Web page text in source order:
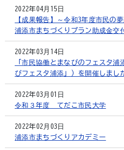
2022年04月15日
【成果報告】～令和3年度市民の
浦添市まちづくりプラン助成金交
2022年03月14日
「市民協働とまなびのフェスタ浦
びフェスタ浦添」）を開催しまし
2022年03月01日
令和３年度 てだこ市民大学
2022年02月03日
浦添市まちづくりアカデミー